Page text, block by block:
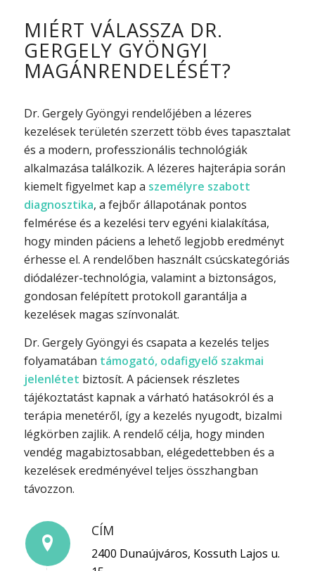
MIÉRT VÁLASSZA DR.
GERGELY GYÖNGYI
MAGÁNRENDELÉSÉT?
Dr. Gergely Gyöngyi rendelőjében a lézeres
kezelések területén szerzett több éves tapasztalat
és a modern, professzionális technológiák
alkalmazása találkozik. A lézeres hajterápia során
kiemelt figyelmet kap a személyre szabott
diagnosztika, a fejbőr állapotának pontos
felmérése és a kezelési terv egyéni kialakítása,
hogy minden páciens a lehető legjobb eredményt
érhesse el. A rendelőben használt csúcskategóriás
diódalézer-technológia, valamint a biztonságos,
gondosan felépített protokoll garantálja a
kezelések magas színvonalát.
Dr. Gergely Gyöngyi és csapata a kezelés teljes
folyamatában támogató, odafigyelő szakmai
jelenlétet biztosít. A páciensek részletes
tájékoztatást kapnak a várható hatásokról és a
terápia menetéről, így a kezelés nyugodt, bizalmi
légkörben zajlik. A rendelő célja, hogy minden
vendég magabiztosabban, elégedettebben és a
kezelések eredményével teljes összhangban
távozzon.
CÍM
2400 Dunaújváros, Kossuth Lajos u.